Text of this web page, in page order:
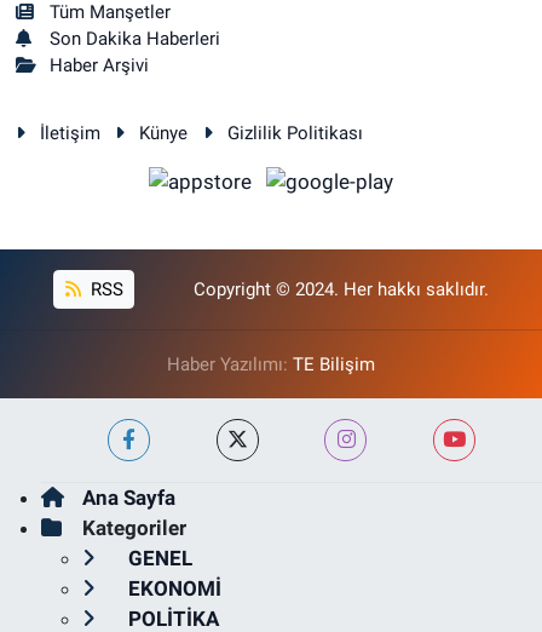
Tüm Manşetler
Son Dakika Haberleri
Haber Arşivi
İletişim Künye Gizlilik Politikası
RSS Copyright © 2024. Her hakkı saklıdır.
Haber Yazılımı: TE Bilişim
Ana Sayfa
Kategoriler
GENEL
EKONOMİ
POLİTİKA